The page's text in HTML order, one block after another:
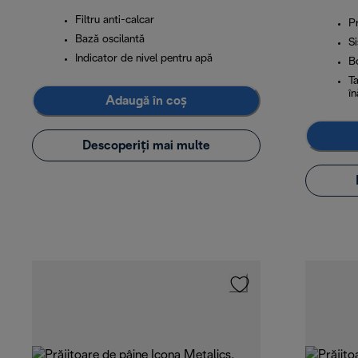
Filtru anti-calcar
Bază oscilantă
Indicator de nivel pentru apă
Adaugă în coș
Descoperiți mai multe